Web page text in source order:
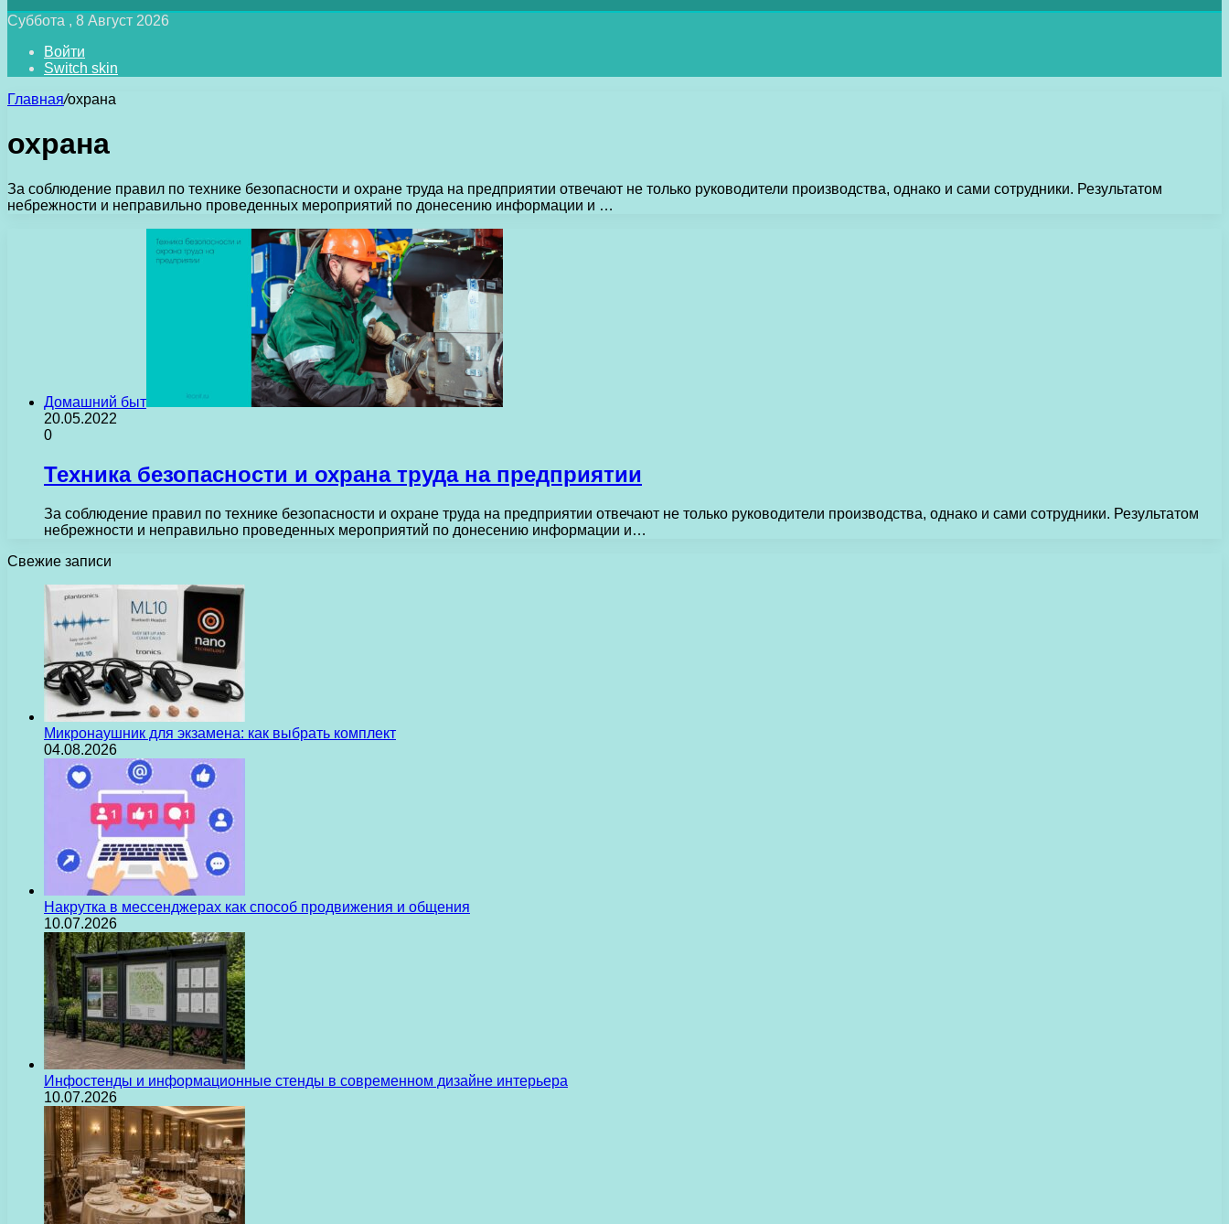
Суббота , 8 Август 2026
Войти
Switch skin
Главная/охрана
охрана
За соблюдение правил по технике безопасности и охране труда на предприятии отвечают не только руководители производства, однако и сами сотрудники. Результатом
небрежности и неправильно проведенных мероприятий по донесению информации и …
Домашний быт
20.05.2022
0
Техника безопасности и охрана труда на предприятии
За соблюдение правил по технике безопасности и охране труда на предприятии отвечают не только руководители производства, однако и сами сотрудники. Результатом
небрежности и неправильно проведенных мероприятий по донесению информации и…
Свежие записи
Микронаушник для экзамена: как выбрать комплект
04.08.2026
Накрутка в мессенджерах как способ продвижения и общения
10.07.2026
Инфостенды и информационные стенды в современном дизайне интерьера
10.07.2026